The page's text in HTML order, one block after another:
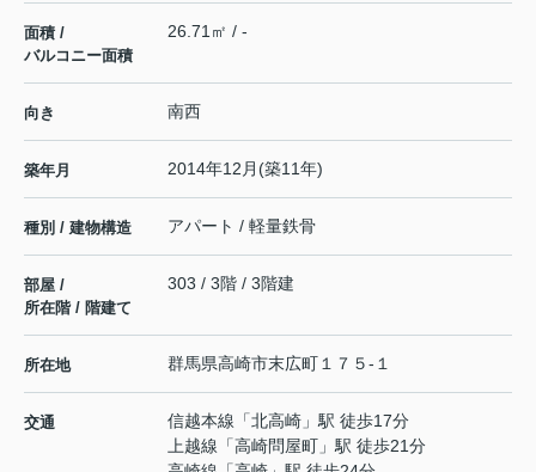
面積 /
バルコニー面積
26.71㎡ / -
向き 南西
築年月 2014年12月(築11年)
種別 / 建物構造 アパート / 軽量鉄骨
部屋 /
所在階 / 階建て
303 / 3階 / 3階建
所在地 群馬県高崎市末広町 １７５-１
交通 信越本線 「北高崎 」駅 徒歩17分
上越線 「高崎問屋町 」駅 徒歩21分